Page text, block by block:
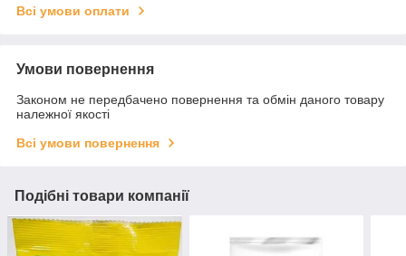
Всі умови оплати
Умови повернення
Законом не передбачено повернення та обмін даного товару
належної якості
Всі умови повернення
Подібні товари компанії